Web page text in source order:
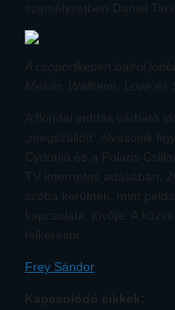
személyzetben Daniel
A csoportképen balról
Melvin, Walheim, Love és
A floridai indítás várható
„megszállott” olvasóink
Cydonia és a Polaris
TV internetes adásában,
szóba kerülnek, mint
kapcsolata, jövője. A
felkeresni.
Frey Sándor
Kapcsolódó cikkek: